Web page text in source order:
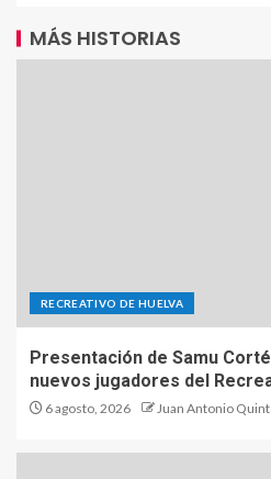
MÁS HISTORIAS
RECREATIVO DE HUELVA
Presentación de Samu
nuevos jugadores del
6 agosto, 2026 Juan Antonio